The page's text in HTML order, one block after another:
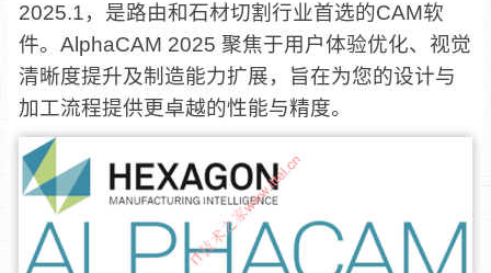
2025.1，是路由和石材切割行业首选的CAM软
件。AlphaCAM 2025 聚焦于用户体验优化、视觉
清晰度提升及制造能力扩展，旨在为您的设计与
加工流程提供更卓越的性能与精度。